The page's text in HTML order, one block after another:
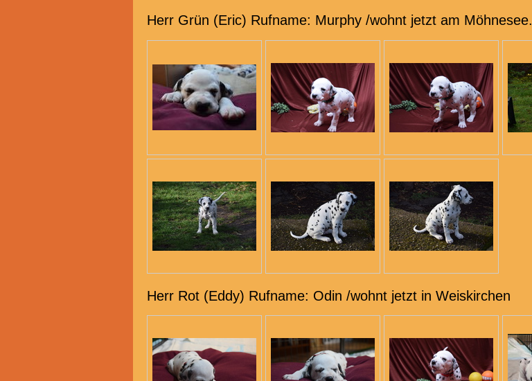
Herr Grün (Eric) Rufname: Murphy /wohnt jetzt am Möhnesee.
Herr Rot (Eddy) Rufname: Odin /wohnt jetzt in Weiskirchen